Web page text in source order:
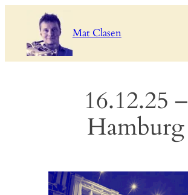
springen
Mat Clasen
16.12.25 –
Hamburg